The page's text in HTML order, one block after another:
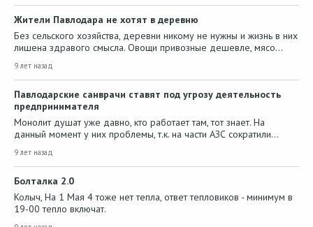
Жители Павлодара не хотят в деревню
Без сельского хозяйства, деревни никому не нужны и жизнь в них
лишена здравого смысла. Овощи привозные дешевле, мясо…
9 лет назад
Павлодарские санврачи ставят под угрозу деятельность
предпринимателя
Монолит душат уже давно, кто работает там, тот знает. На
данный момент у них проблемы, т.к. на части АЗС сократили…
9 лет назад
Болталка 2.0
Колыч, На 1 Мая 4 тоже нет тепла, ответ тепловиков - минимум в
19-00 тепло включат.